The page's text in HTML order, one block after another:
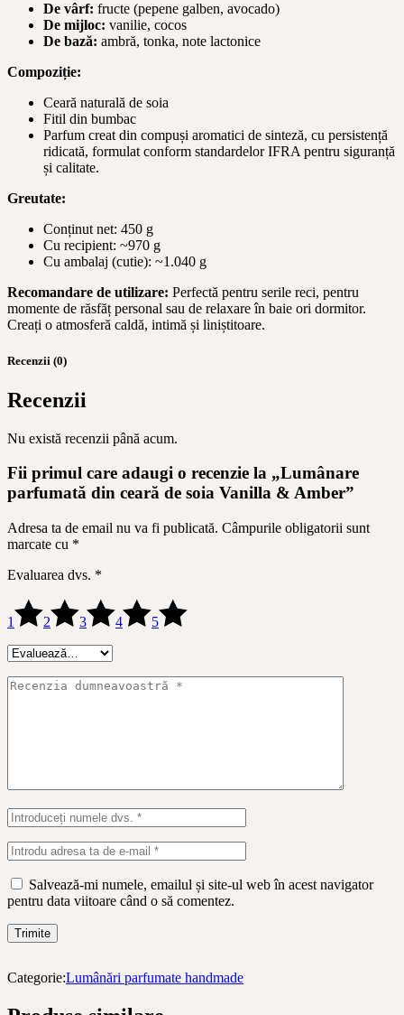
De vârf: fructe (pepene galben, avocado)
De mijloc: vanilie, cocos
De bază: ambră, tonka, note lactonice
Compoziție:
Ceară naturală de soia
Fitil din bumbac
Parfum creat din compuși aromatici de sinteză, cu persistență
ridicată, formulat conform standardelor IFRA pentru siguranță
și calitate.
Greutate:
Conținut net: 450 g
Cu recipient: ~970 g
Cu ambalaj (cutie): ~1.040 g
Recomandare de utilizare: Perfectă pentru serile reci, pentru
momente de răsfăț personal sau de relaxare în baie ori dormitor.
Creați o atmosferă caldă, intimă și liniștitoare.
Recenzii (0)
Recenzii
Nu există recenzii până acum.
Fii primul care adaugi o recenzie la „Lumânare
parfumată din ceară de soia Vanilla & Amber”
Adresa ta de email nu va fi publicată. Câmpurile obligatorii sunt
marcate cu *
Evaluarea dvs. *
1 2 3 4 5
Salvează-mi numele, emailul și site-ul web în acest navigator
pentru data viitoare când o să comentez.
Trimite
Categorie:Lumânări parfumate handmade